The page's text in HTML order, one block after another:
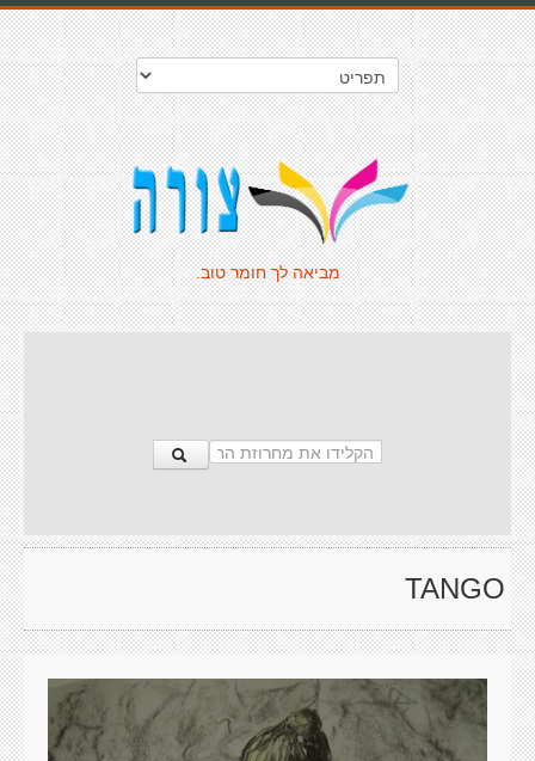
מביאה לך חומר טוב.
TANGO